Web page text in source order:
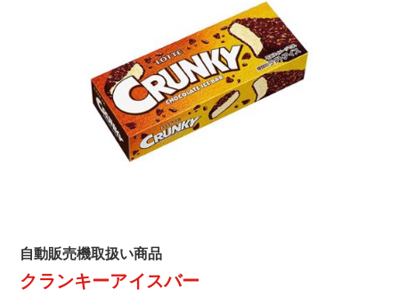
自
販
自動販売機取扱い商品
クランキーアイスバー